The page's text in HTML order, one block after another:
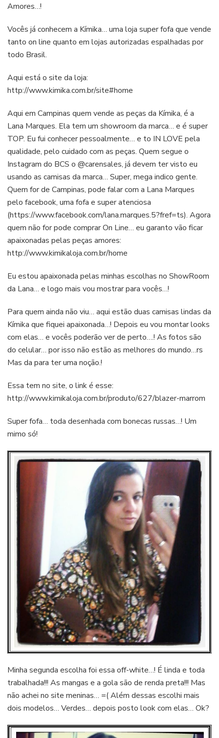
Amores…!
Vocês já conhecem a Kímika… uma loja super fofa que vende
tanto on line quanto em lojas autorizadas espalhadas por
todo Brasil.
Aqui está o site da loja:
http://www.kimika.com.br/site#home
Aqui em Campinas quem vende as peças da Kímika, é a
Lana Marques. Ela tem um showroom da marca… e é super
TOP. Eu fui conhecer pessoalmente… e to IN LOVE pela
qualidade, pelo cuidado com as peças. Quem segue o
Instagram do BCS o @carensales, já devem ter visto eu
usando as camisas da marca… Super, mega indico gente.
Quem for de Campinas, pode falar com a Lana Marques
pelo facebook, uma fofa e super atenciosa
(https://www.facebook.com/lana.marques.5?fref=ts). Agora
quem não for pode comprar On Line… eu garanto vão ficar
apaixonadas pelas peças amores:
http://www.kimikaloja.com.br/home
Eu estou apaixonada pelas minhas escolhas no ShowRoom
da Lana… e logo mais vou mostrar para vocês…!
Para quem ainda não viu… aqui estão duas camisas lindas da
Kímika que fiquei apaixonada…! Depois eu vou montar looks
com elas… e vocês poderão ver de perto….! As fotos são
do celular… por isso não estão as melhores do mundo…rs
Mas da para ter uma noção.!
Essa tem no site, o link é esse:
http://www.kimikaloja.com.br/produto/627/blazer-marrom
Super fofa… toda desenhada com bonecas russas…! Um
mimo só!
Minha segunda escolha foi essa off-white…! É linda e toda
trabalhada!!! As mangas e a gola são de renda preta!!! Mas
não achei no site meninas… =( Além dessas escolhi mais
dois modelos… Verdes… depois posto look com elas… Ok?